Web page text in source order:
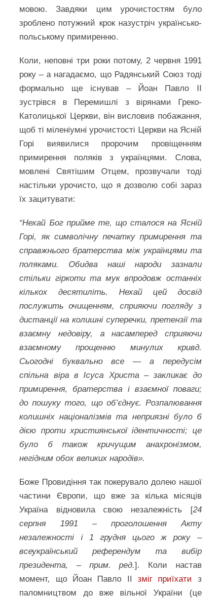
мовою. Завдяки цим урочистостям було
зроблено потужний крок назустріч українсько-
польському примиренню.
Коли, неповні три роки потому, 2 червня 1991
року – а нагадаємо, що Радянський Союз тоді
формально ще існував – Йоан Павло ІІ
зустрівся в Перемишлі з вірянами Греко-
Католицької Церкви, він висловив побажання,
щоб ті міленіумні урочистості Церкви на Ясній
Горі виявилися пророчим провіщенням
примирення поляків з українцями. Слова,
мовлені Святішим Отцем, прозвучали тоді
настільки урочисто, що я дозволю собі зараз
їх зацитувати:
“Нехай Бог прийме те, що сталося на Ясній
Горі, як символічну печатку примирення та
справжнього братерства між українцями та
поляками. Обидва наші народи зазнали
стільки гіркоти та мук впродовж останніх
кількох десятиліть. Нехай цей досвід
послужить очищенням, сприяючи погляду з
дистанції на колишні суперечки, претензії та
взаємну недовіру, а насамперед сприяючи
взаємному прощенню минулих кривд.
Сьогодні буквально все — а передусім
спільна віра в Ісуса Христа – закликає до
примирення, братерства і взаємної поваги;
до пошуку того, що об’єднує. Розпалювання
колишніх націоналізмів та неприязні було б
дією проти християнської ідентичності; це
було б також кричущим анахронізмом,
негідним обох великих народів».
Боже Провидіння так покерувало долею нашої
частини Європи, що вже за кілька місяців
Україна відновила свою незалежність [24
серпня 1991 – проголошення Акту
незалежності і 1 грудня цього ж року –
всеукраїнський референдум та вибір
президента, – прим. ред.]. Коли настав
момент, що Йоан Павло ІІ зміг приїхати з
паломництвом до вже вільної України (це